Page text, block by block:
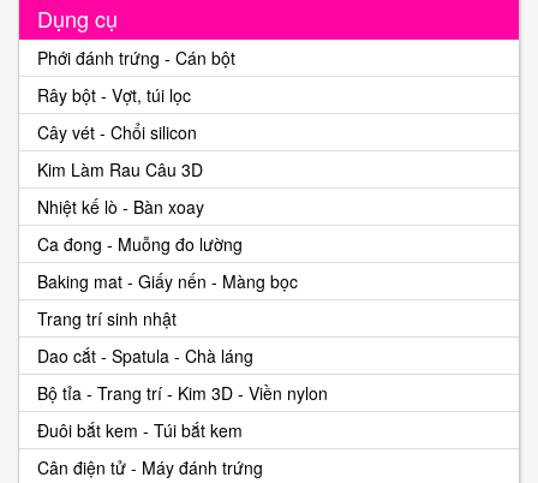
Dụng cụ
Phới đánh trứng - Cán bột
Rây bột - Vợt, túi lọc
Cây vét - Chổi silicon
Kim Làm Rau Câu 3D
Nhiệt kế lò - Bàn xoay
Ca đong - Muỗng đo lường
Baking mat - Giấy nến - Màng bọc
Trang trí sinh nhật
Dao cắt - Spatula - Chà láng
Bộ tỉa - Trang trí - Kim 3D - Viền nylon
Đuôi bắt kem - Túi bắt kem
Cân điện tử - Máy đánh trứng